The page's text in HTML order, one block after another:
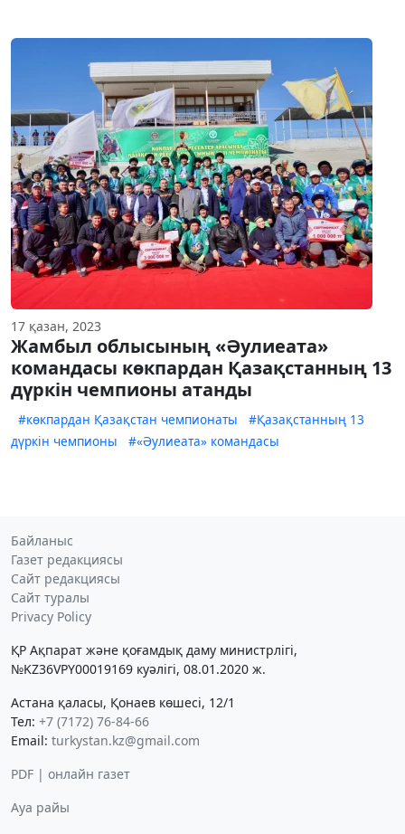
17 қазан, 2023
Жамбыл облысының «Әулиеата»
командасы көкпардан Қазақстанның 13
дүркін чемпионы атанды
#көкпардан Қазақстан чемпионаты
#Қазақстанның 13
дүркін чемпионы
#«Әулиеата» командасы
Байланыс
Газет редакциясы
Сайт редакциясы
Сайт туралы
Privacy Policy
ҚР Ақпарат және қоғамдық даму министрлігі,
№KZ36VPY00019169 куәлігі, 08.01.2020 ж.
Астана қаласы, Қонаев көшесі, 12/1
Тел: +7 (7172) 76-84-66
Email: turkystan.kz@gmail.com
PDF | онлайн газет
Ауа райы